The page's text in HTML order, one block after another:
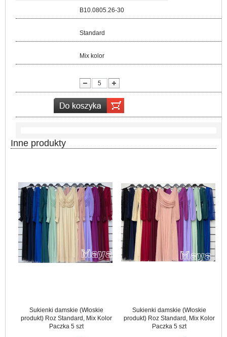
B10.0805.26-30
Standard
Mix kolor
Inne produkty
Sukienki damskie (Włoskie
produkt) Roz Standard, Mix Kolor
Paczka 5 szt
Sukienki damskie (Włoskie
produkt) Roz Standard, Mix Kolor
Paczka 5 szt